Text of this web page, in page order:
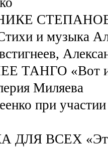
СТЕПАНОВЕ
и музыка
ТАНГО «Вот
Миляева
при
ВСЕХ «Эту